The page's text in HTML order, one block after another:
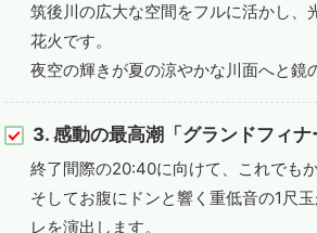
筑後川の広大な空間をフルに活かし、
花火です。
夜空の輝きが夏の涼やかな川面へと鏡
3. 感動の最高潮「グランドフィナ
終了間際の20:40に向けて、これでも
そしてお腹にドンと響く重低音の1尺
レを演出します。